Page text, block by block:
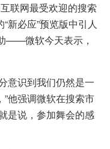
联网最受欢迎的搜索
新必应”预览版中引人
——微软今天表示，
意识到我们仍然是一
他强调微软在搜索市
是说，参加舞会的感